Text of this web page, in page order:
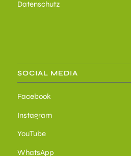
Datenschutz
SOCIAL MEDIA
Facebook
Instagram
YouTube
WhatsApp